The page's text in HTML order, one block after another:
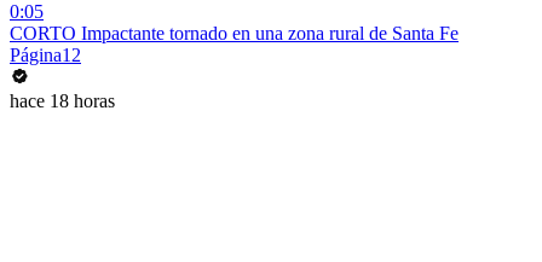
0:05
CORTO Impactante tornado en una zona rural de Santa Fe
Página12
hace 18 horas